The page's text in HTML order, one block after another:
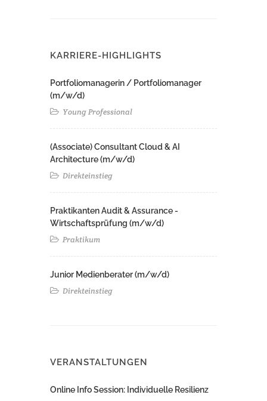
KARRIERE-HIGHLIGHTS
Portfoliomanagerin / Portfoliomanager
(m/w/d)
Young Professional
(Associate) Consultant Cloud & AI
Architecture (m/w/d)​ ​
Direkteinstieg
Praktikanten Audit & Assurance -
Wirtschaftsprüfung (m/w/d)
Praktikum
Junior Medienberater (m/w/d)
Direkteinstieg
VERANSTALTUNGEN
Online Info Session: Individuelle Resilienz